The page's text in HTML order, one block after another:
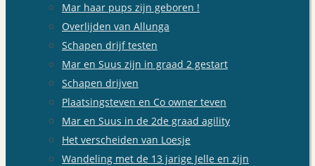
Mar haar pups zijn geboren !
Overlijden van Allunga
Schapen drijf testen
Mar en Suus zijn in graad 2 gestart
Schapen drijven
Plaatsingsteven en Co owner teven
Mar en Suus in de 2de graad agility
Het verscheiden van Loesje
Wandeling met de 13 jarige Jelle en zijn